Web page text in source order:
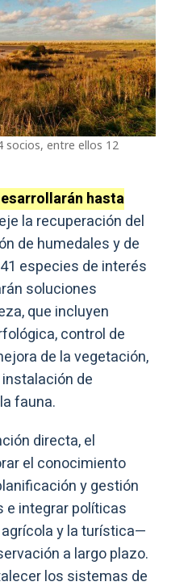
socios, entre ellos 12
hasta
la recuperación del
de humedales y de
especies de interés
soluciones
que incluyen
control de
de la vegetación,
de
fauna.
directa, el
el conocimiento
y gestión
integrar políticas
y la turística—
a largo plazo.
los sistemas de